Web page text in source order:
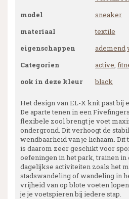
model
sneaker
materiaal
textile
eigenschappen
ademend
Categorien
active,
ook in deze kleur
black
Het design van EL-X knit past bij
De aparte tenen in een
flexibele zool brengt je voet
ondergrond. Dit verhoogt de
wendbaarheid van je lichaam.
is daarom zeer geschikt voor
oefeningen in het park, trainen in
dagelijkse activiteiten zoals het
stadswandeling of wandeling in
vrijheid van op blote voeten
je je voetspieren bij iedere stap.